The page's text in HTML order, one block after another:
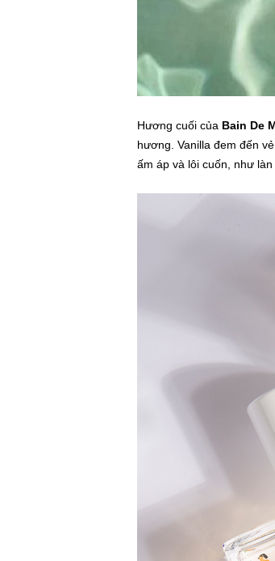
Hương cuối của Bain De
hương. Vanilla đem đến
ấm áp và lôi cuốn, như